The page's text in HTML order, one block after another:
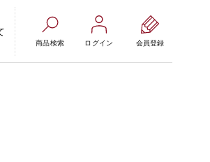
商品検索 ログイン 会員登録